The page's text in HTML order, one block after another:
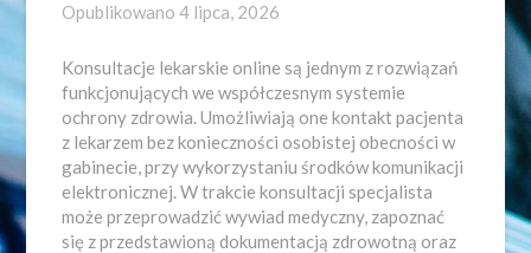
Opublikowano4 lipca, 2026
Konsultacje lekarskie online są jednym z rozwiązań
funkcjonujących we współczesnym systemie
ochrony zdrowia. Umożliwiają one kontakt pacjenta
z lekarzem bez konieczności osobistej obecności w
gabinecie, przy wykorzystaniu środków komunikacji
elektronicznej. W trakcie konsultacji specjalista
może przeprowadzić wywiad medyczny, zapoznać
się z przedstawioną dokumentacją zdrowotną oraz